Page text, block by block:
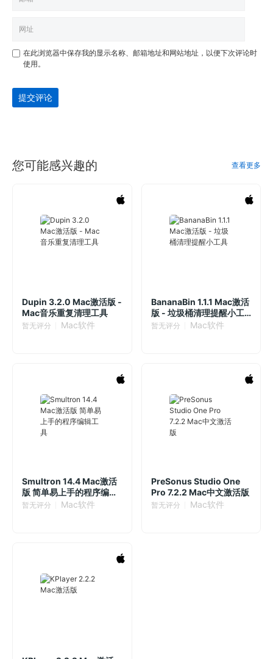
在此浏览器中保存我的显示名称、邮箱地址和网站地址，以便下次评论时
使用。
提交评论
您可能感兴趣的 查看更多
Dupin 3.2.0 Mac激活版 -
Mac音乐重复清理工具
暂无评分 Mac软件
BananaBin 1.1.1 Mac激活
版 - 垃圾桶清理提醒小工
具
暂无评分 Mac软件
Smultron 14.4 Mac激活
版 简单易上手的程序编辑
工具
暂无评分 Mac软件
PreSonus Studio One
Pro 7.2.2 Mac中文激活版
暂无评分 Mac软件